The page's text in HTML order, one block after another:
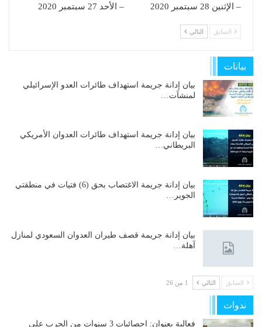
– الإثنين 28 سبتمبر 2020
– الأحد 27 سبتمبر 2020
السابق التالي
بيانات
بيان إدانة جريمة استهداف طائرات العدو الإسرائيلي
لمنشآت…
بيان إدانة جريمة استهداف طائرات العدوان الأمريكي
البريطاني…
بيان إدانة جريمة الاغتصاب بحق (6) فتيات في منطقتي
الجوير…
بيان إدانة جريمة قصف طيران العدوان السعودي لمنازل
آهلة…
السابق التالي 1 من 26
ندوات
فعالية بعنوان: إحصائيات 3 سنوات من الحرب على